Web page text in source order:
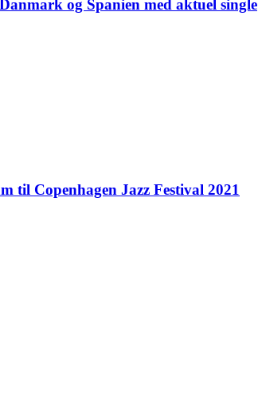
og Spanien med aktuel single
til Copenhagen Jazz Festival 2021